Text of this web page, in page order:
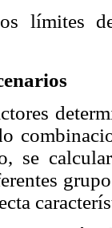
límites
se